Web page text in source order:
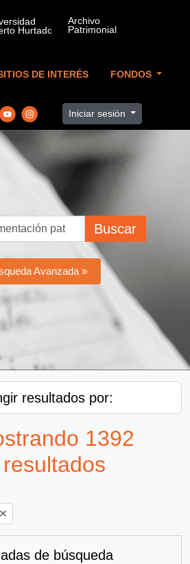
DE INTERÉS FONDOS
Iniciar sesión
Buscar
Avanzada »
resultados por:
1392
resultados
de búsqueda